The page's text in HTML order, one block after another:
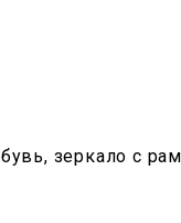
зеркало с